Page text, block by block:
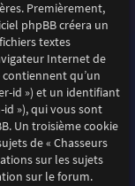
Premièrement,
phpBB créera un
textes
Internet de
qu’un
id ») et un identifiant
id »), qui vous sont
Un troisième cookie
de « Chasseurs
sur les sujets
sur le forum.